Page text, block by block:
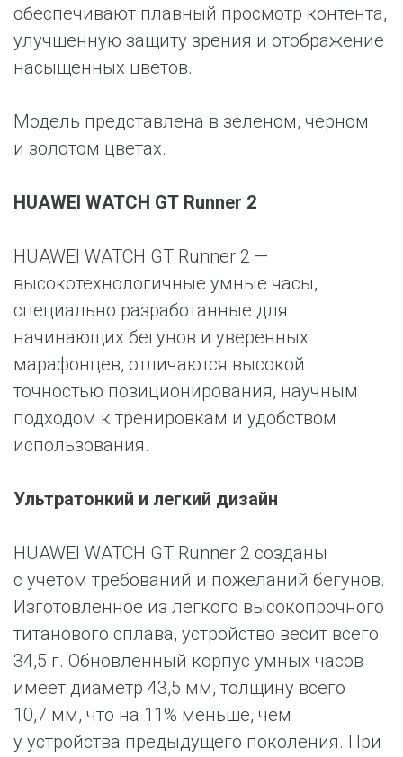
обеспечивают плавный просмотр контента,
улучшенную защиту зрения и отображение
насыщенных цветов.
Модель представлена в зеленом, черном
и золотом цветах.
HUAWEI WATCH GT Runner 2
HUAWEI WATCH GT Runner 2 —
высокотехнологичные умные часы,
специально разработанные для
начинающих бегунов и уверенных
марафонцев, отличаются высокой
точностью позиционирования, научным
подходом к тренировкам и удобством
использования.
Ультратонкий и легкий дизайн
HUAWEI WATCH GT Runner 2 созданы
с учетом требований и пожеланий бегунов.
Изготовленное из легкого высокопрочного
титанового сплава, устройство весит всего
34,5 г. Обновленный корпус умных часов
имеет диаметр 43,5 мм, толщину всего
10,7 мм, что на 11% меньше, чем
у устройства предыдущего поколения. При